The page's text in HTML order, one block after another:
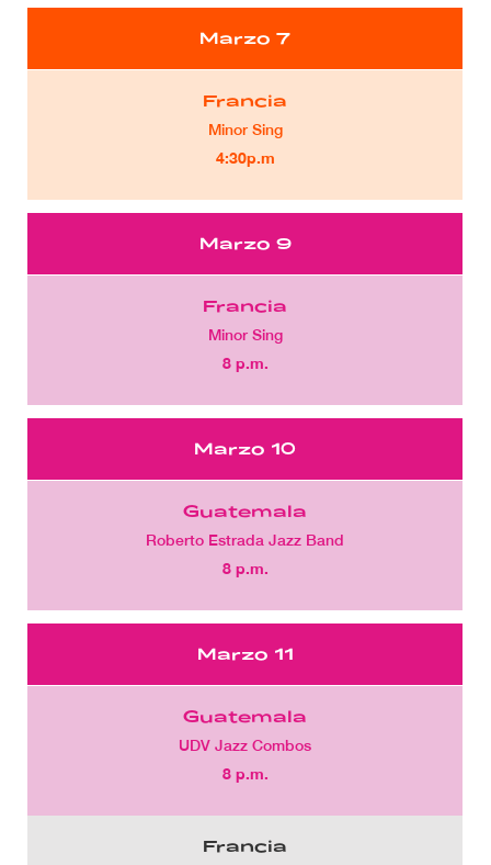
Marzo 7
Francia
Minor Sing
4:30p.m
Marzo 9
Francia
Minor Sing
8 p.m.
Marzo 10
Guatemala
Roberto Estrada Jazz Band
8 p.m.
Marzo 11
Guatemala
UDV Jazz Combos
8 p.m.
Francia